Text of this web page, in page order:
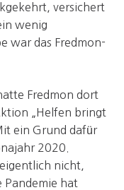
versichert
wenig
war das Fredmon-
Fredmon dort
„Helfen bringt
ein Grund dafür
2020.
nicht,
Pandemie hat